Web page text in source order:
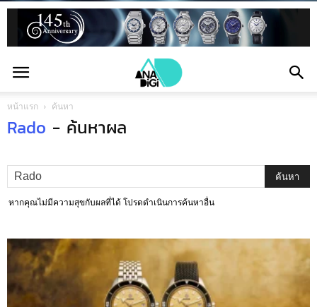
หน้าแรก ค้นหา
Rado - ค้นหาผล
หากคุณไม่มีความสุขกับผลที่ได้ โปรดดำเนินการค้นหาอื่น